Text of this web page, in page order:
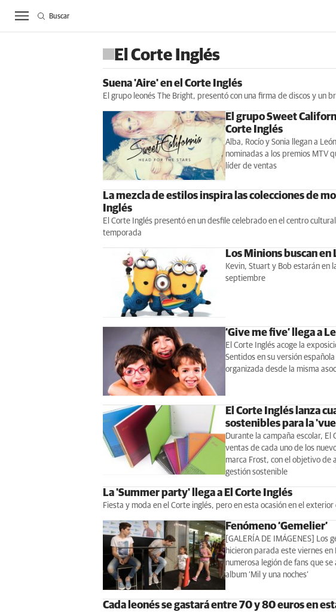
ACTUALIDAD BIERZO SUCESOS
Buscar
El Corte Inglés
Suena 'Aire' en el Corte Inglés
El grupo leonés The Bright, presentó con una firma de discos y un
El grupo Sweet
Corte Inglés
Alba, Rocío y Sonia llegan a
nominadas a los premios MTV
líder de ventas
La mezcla de estilos inspira las colecciones de
Inglés
El Corte Inglés presentó en un desfile celebrado en el centro
temporada
Los Minions buscan
Kevin, Stuart y Bob estarán en
septiembre
‘Give me five’ llega a
El Corte Inglés acoge la
Sentidos en su versión
organizada desde la misma
El Corte Inglés lanza
sostenibles para la
Durante la campaña escolar, El
ventas de cada uno de los
marca Frost, con el objetivo de
gestión sostenible
La 'Summer party' llega a El Corte Inglés
Fiesta y moda en el Corte inglés, pero en esta ocasión en el
Fenómeno ‘Gemelier’
[GALERÍA DE IMÁGENES] Los
hicieron parada este viernes en
numerosa legión de fans que
album ‘Mil y una noches’
Cada leonés se gastará entre 70 y 80 euros en